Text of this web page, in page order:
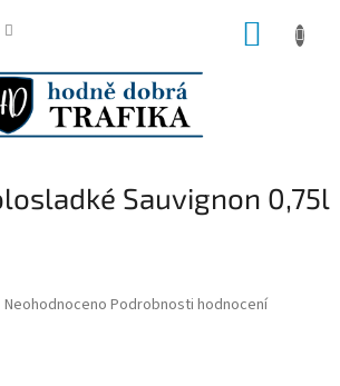
Sauvignon 0,75l
Průměrné
Neohodnoceno Podrobnosti hodnocení